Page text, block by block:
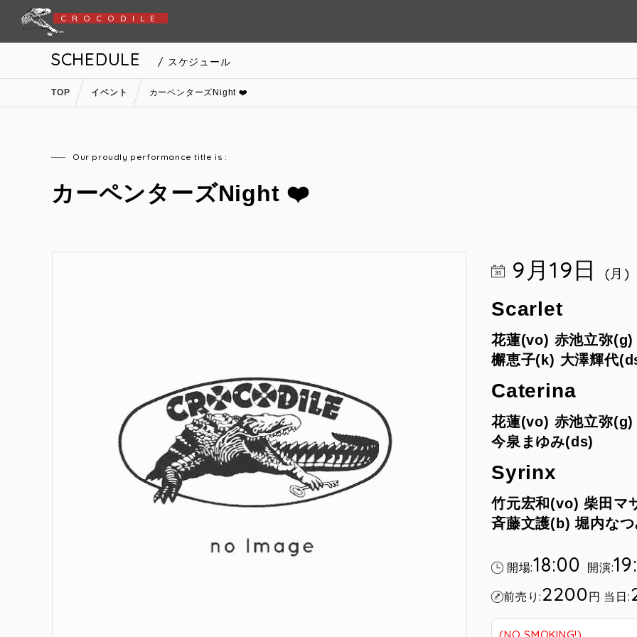
CROCODILE
SCHEDULE / スケジュール
TOP イベント カーペンターズNight ❤️
Our proudly performance title is :
カーペンターズNight ❤️
9月19日 (月)
Scarlet
花蓮(vo) 赤池立弥
檞恵子(k) 大澤輝代
Caterina
花蓮(vo) 赤池立弥
今泉まゆみ(ds)
Syrinx
竹元宏和(vo) 柴田マ
斉藤文護(b) 堀内な
開場:18:00 開演:
前売り:2200円 当日: